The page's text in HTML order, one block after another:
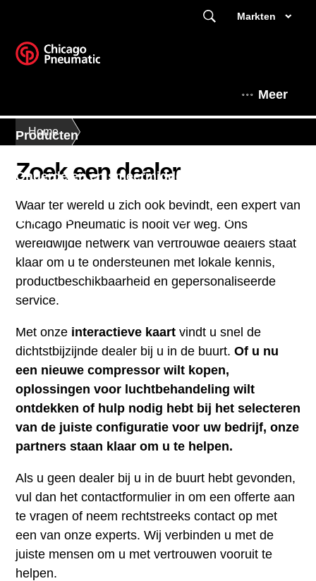
Markten
Meer
Producten
Onderdelen en smeermiddelen
Experthoek Dit is Chicago Pneumatic
Home
Zoek een dealer
Waar ter wereld u zich ook bevindt, een expert van
Chicago Pneumatic is nooit ver weg. Ons
wereldwijde netwerk van vertrouwde dealers staat
klaar om u te ondersteunen met lokale kennis,
productbeschikbaarheid en gepersonaliseerde
service.
Met onze interactieve kaartvindt u snel de
dichtstbijzijnde dealer bij u in de buurt. Of u nu
een nieuwe compressor wilt kopen,
oplossingen voor luchtbehandeling wilt
ontdekken of hulp nodig hebt bij het selecteren
van de juiste configuratie voor uw bedrijf, onze
partners staan klaar om u te helpen.
Als u geen dealer bij u in de buurt hebt gevonden,
vul dan het contactformulier in om een offerte aan
te vragen of neem rechtstreeks contact op met
een van onze experts. Wij verbinden u met de
juiste mensen om u met vertrouwen vooruit te
helpen.